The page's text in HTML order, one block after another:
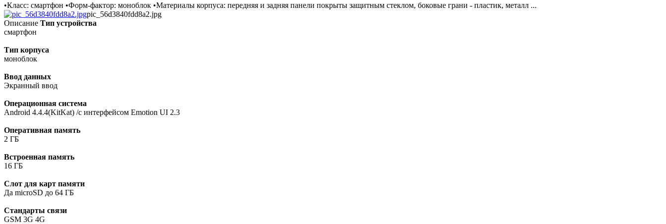
•Класс: смартфон •Форм-фактор: моноблок •Материалы корпуса: передняя и задняя панели покрыты защитным стеклом, боковые грани - пластик, металл ...
pic_56d3840fdd8a2.jpg
Описание Тип устройства
смартфон
Тип корпуса
моноблок
Ввод данных
Экранный ввод
Операционная система
Android 4.4.4(KitKat) /с интерфейсом Emotion UI 2.3
Оперативная память
2 ГБ
Встроенная память
16 ГБ
Слот для карт памяти
Да microSD до 64 ГБ
Стандарты связи
GSM 3G 4G